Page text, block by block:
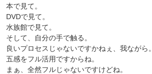
本で見て。
DVDで見て。
水族館で見て。
そして、自分の手で触る。
良いプロセスじゃないですかねぇ、我ながら。
五感をフル活用ですからね。
まぁ、全然フルじゃないですけどね。